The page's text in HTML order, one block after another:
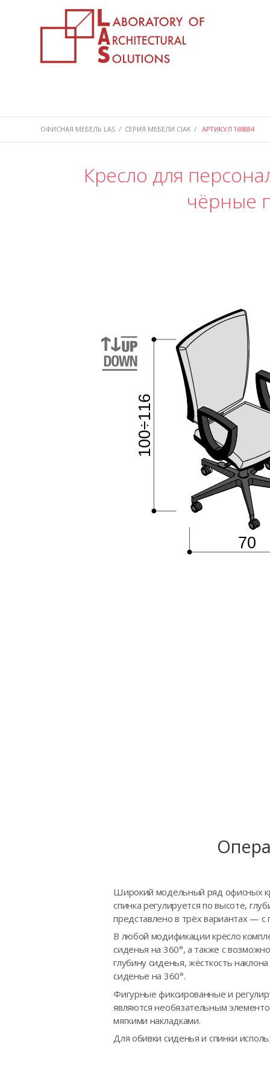
ОФИСНАЯ МЕБЕЛЬ LAS / СЕРИЯ МЕБЕЛИ CIAK / АРТИКУЛ 169884
Кресло для
чёрные
Широкий модельный ряд офисных
спинка регулируется по высоте,
представлено в трёх вариантах —
В любой модификации кресло
сиденья на 360°, а также с
глубину сиденья, жёсткость
сиденье на 360°.
Фигурные фиксированные и
являются необязательным
мягкими накладками.
Для обивки сиденья и спинки